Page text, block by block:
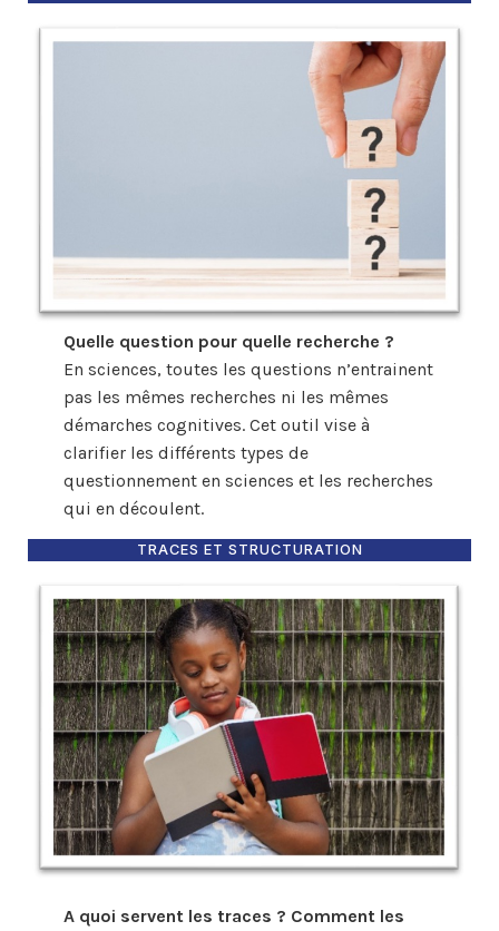
Quelle question pour quelle recherche ?
En sciences, toutes les questions n’entrainent
pas les mêmes recherches ni les mêmes
démarches cognitives. Cet outil vise à
clarifier les différents types de
questionnement en sciences et les recherches
qui en découlent.
TRACES ET STRUCTURATION
A quoi servent les traces ? Comment les